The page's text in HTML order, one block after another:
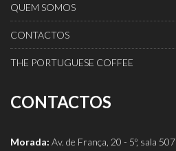
QUEM SOMOS
CONTACTOS
THE PORTUGUESE COFFEE
CONTACTOS
Morada: Av. de França, 20 - 5º, sala 507